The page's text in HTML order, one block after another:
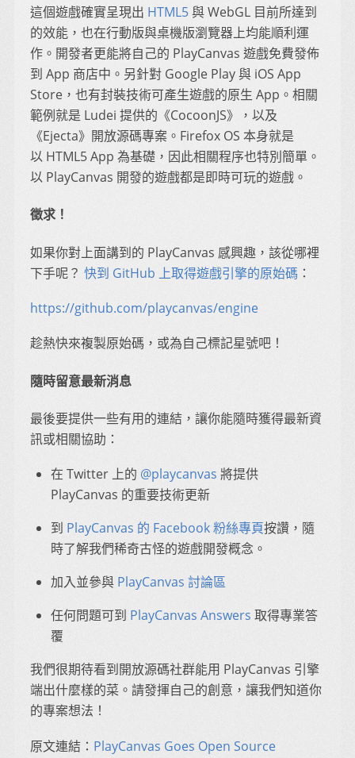
這個遊戲確實呈現出 HTML5與 WebGL 目前所達到
的效能，也在行動版與桌機版瀏覽器上均能順利運
作。開發者更能將自己的 PlayCanvas 遊戲免費發佈
到 App 商店中。另針對 Google Play 與 iOS App
Store，也有封裝技術可產生遊戲的原生 App。相關
範例就是 Ludei 提供的《CocoonJS》，以及
《Ejecta》開放源碼專案。Firefox OS 本身就是
以 HTML5 App 為基礎，因此相關程序也特別簡單。
以 PlayCanvas 開發的遊戲都是即時可玩的遊戲。
徵求！
如果你對上面講到的 PlayCanvas 感興趣，該從哪裡
下手呢？ 快到 GitHub 上取得遊戲引擎的原始碼 ：
https://github.com/playcanvas/engine
趁熱快來複製原始碼，或為自己標記星號吧！
隨時留意最新消息
最後要提供一些有用的連結，讓你能隨時獲得最新資
訊或相關協助：
在 Twitter 上的 @playcanvas 將提供
PlayCanvas 的重要技術更新
到 PlayCanvas 的 Facebook 粉絲專頁按讚，隨
時了解我們稀奇古怪的遊戲開發概念。
加入並參與 PlayCanvas 討論區
任何問題可到 PlayCanvas Answers 取得專業答
覆
我們很期待看到開放源碼社群能用 PlayCanvas 引擎
端出什麼樣的菜。請發揮自己的創意，讓我們知道你
的專案想法！
原文連結： PlayCanvas Goes Open Source